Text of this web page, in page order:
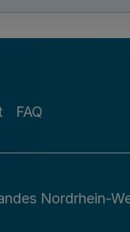
Richtlinie
FAQ
Nordrhein-